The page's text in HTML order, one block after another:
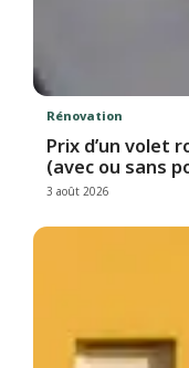
Rénovation
Prix d’un volet
(avec ou sans
3 août 2026